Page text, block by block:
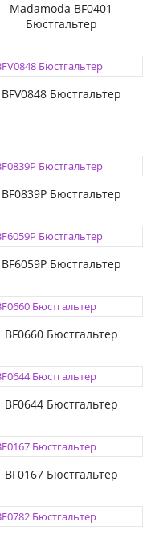
Madamoda BF0401
Бюстгальтер
BFV0848 Бюстгальтер
BF0839P Бюстгальтер
BF6059P Бюстгальтер
BF0660 Бюстгальтер
BF0644 Бюстгальтер
BF0167 Бюстгальтер